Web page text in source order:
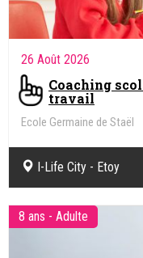
26 Août 2026
Coaching
travail
Ecole Germaine de Staël
I-Life City - Etoy
8 ans - Adulte